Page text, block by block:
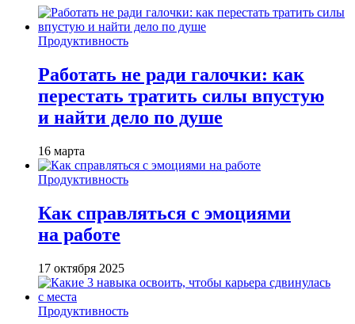
Продуктивность
Работать не ради галочки: как
перестать тратить силы впустую
и найти дело по душе
16 марта
Продуктивность
Как справляться с эмоциями
на работе
17 октября 2025
Продуктивность